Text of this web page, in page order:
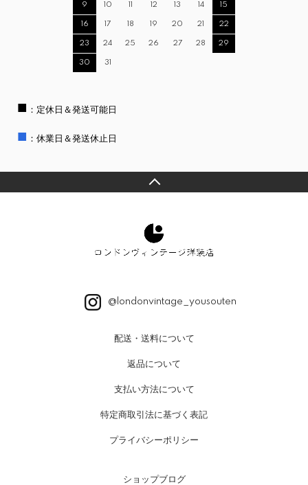
9 10 11 12 13 14 15
16 17 18 19 20 21 22
23 24 25 26 27 28 29
30 31
■ ：定休日＆発送可能日
■ ：休業日＆発送休止日
@londonvintage_yousouten
配送・送料について
返品について
支払い方法について
特定商取引法に基づく表記
プライバシーポリシー
ショップブログ